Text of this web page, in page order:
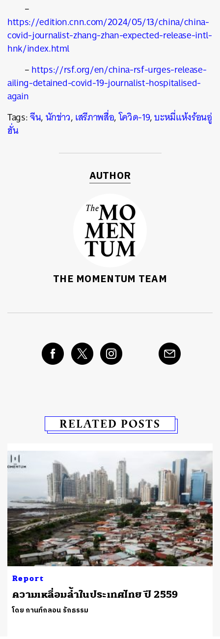
–
https://edition.cnn.com/2024/05/13/china/china-
covid-journalist-zhang-zhan-expected-release-intl-
hnk/index.html
–https://rsf.org/en/china-rsf-urges-release-
ailing-detained-covid-19-journalist-hospitalised-
again
Tags:จีน,นักข่าว,เสรีภาพสื่อ,โควิด-19,บะหมี่แห้งร้อนอู่
ฮั่น
AUTHOR
THE MOMENTUM TEAM
RELATED POSTS
Report
ความเหลื่อมล้ำในประเทศไทย ปี 2559
โดย กานท์กลอน รักธรรม